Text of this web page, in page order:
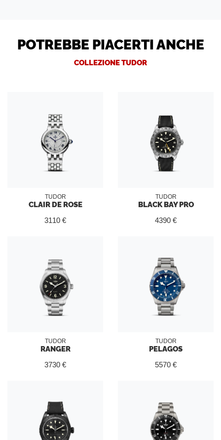
POTREBBE PIACERTI ANCHE
COLLEZIONE TUDOR
TUDOR
CLAIR DE ROSE
3110 €
TUDOR
BLACK BAY PRO
4390 €
TUDOR
RANGER
3730 €
TUDOR
PELAGOS
5570 €